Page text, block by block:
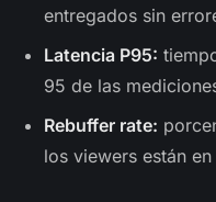
entregados sin
Latencia P95:
95 de las
Rebuffer rate:
los viewers están